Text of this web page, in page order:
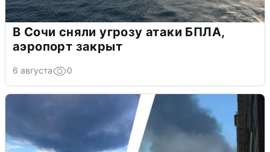
В Сочи сняли угрозу атаки БПЛА,
аэропорт закрыт
6 августа 0